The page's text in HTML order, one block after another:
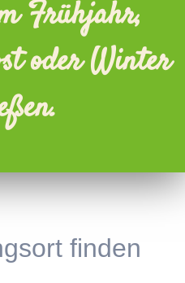
Frühjahr,
oder Winter
finden